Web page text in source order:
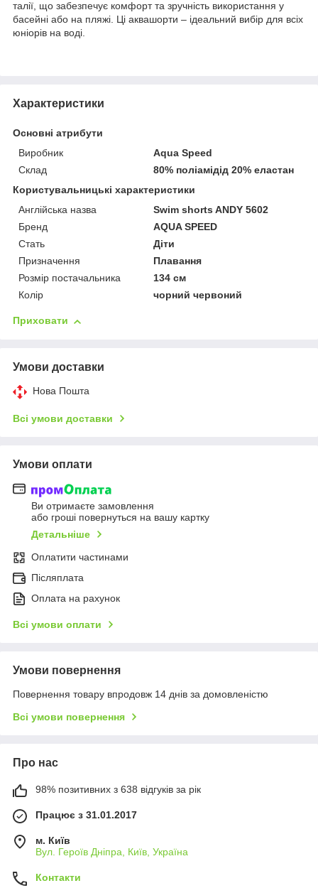
талії, що забезпечує комфорт та зручність використання у
басейні або на пляжі. Ці аквашорти – ідеальний вибір для всіх
юніорів на воді.
Характеристики
Основні атрибути
Виробник
Aqua Speed
Склад
80% поліамідід 20% еластан
Користувальницькі характеристики
Англійська назва
Swim shorts ANDY 5602
Бренд
AQUA SPEED
Стать
Діти
Призначення
Плавання
Розмір постачальника
134 см
Колір
чорний червоний
Приховати
Умови доставки
Нова Пошта
Всі умови доставки
Умови оплати
Ви отримаєте замовлення
або гроші повернуться на вашу картку
Детальніше
Оплатити частинами
Післяплата
Оплата на рахунок
Всі умови оплати
Умови повернення
Повернення товару впродовж 14 днів за домовленістю
Всі умови повернення
Про нас
98% позитивних з 638 відгуків за рік
Працює з 31.01.2017
м. Київ
Вул. Героїв Дніпра, Київ, Україна
Контакти